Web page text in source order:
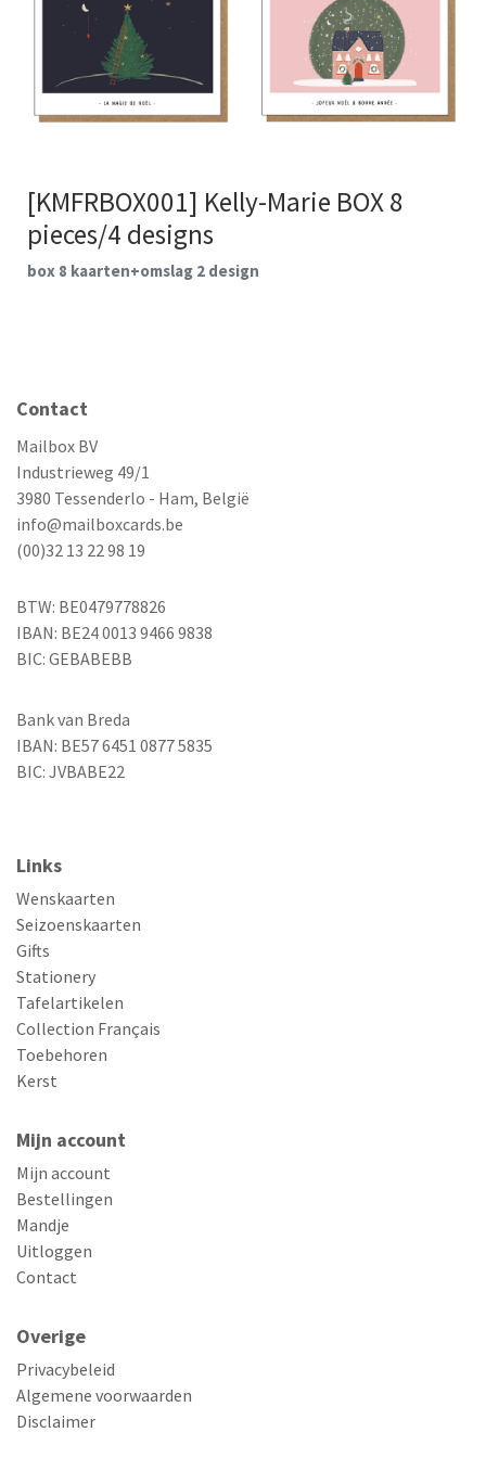
[KMFRBOX001] Kelly-Marie BOX 8
pieces/4 designs
box 8 kaarten+omslag 2 design
Contact
Mailbox BV
Industrieweg 49/1
3980 Tessenderlo - Ham, België
info@mailboxcards.be
(00)32 13 22 98 19
BTW: BE0479778826
IBAN: BE24 0013 9466 9838
BIC: GEBABEBB
Bank van Breda
IBAN: BE57 6451 0877 5835
BIC: JVBABE22
Links
Wenskaarten
Seizoenskaarten
Gifts
Stationery
Tafelartikelen
Collection Français
Toebehoren
Kerst
Mijn account
Mijn account
Bestellingen
Mandje
Uitloggen
Contact
Overige
Privacybeleid
Algemene voorwaarden
Disclaimer